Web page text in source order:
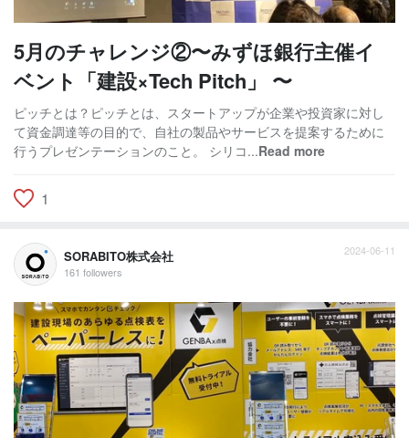
5月のチャレンジ②〜みずほ銀行主催イ
ベント「建設×Tech Pitch」 〜
ピッチとは？ピッチとは、スタートアップが企業や投資家に対し
て資金調達等の目的で、自社の製品やサービスを提案するために
行うプレゼンテーションのこと。 シリコ...Read more
1
SORABITO株式会社
161 followers
2024-06-11